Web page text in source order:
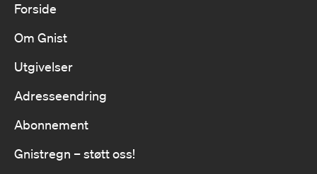
Forside
Om Gnist
Utgivelser
Adresseendring
Abonnement
Gnistregn – støtt oss!